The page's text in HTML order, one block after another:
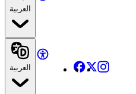
العربية
العربية Facebook
X Instagram